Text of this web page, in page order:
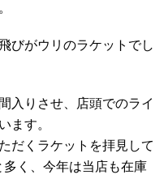
びがウリのラケットでし
入りさせ、店頭でのライ
ます。
だくラケットを拝見して
く、今年は当店も在庫